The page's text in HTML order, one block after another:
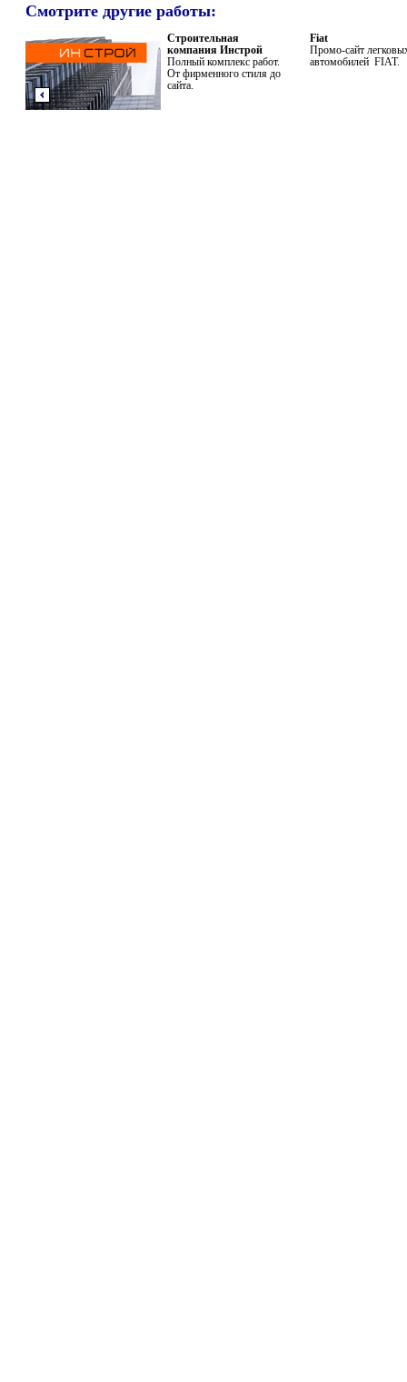
Смотрите другие работы:
Строительная
компания Инстрой
Полный комплекс работ.
От фирменного стиля до
сайта.
Fiat
Промо-сайт
автомобилей FIAT.